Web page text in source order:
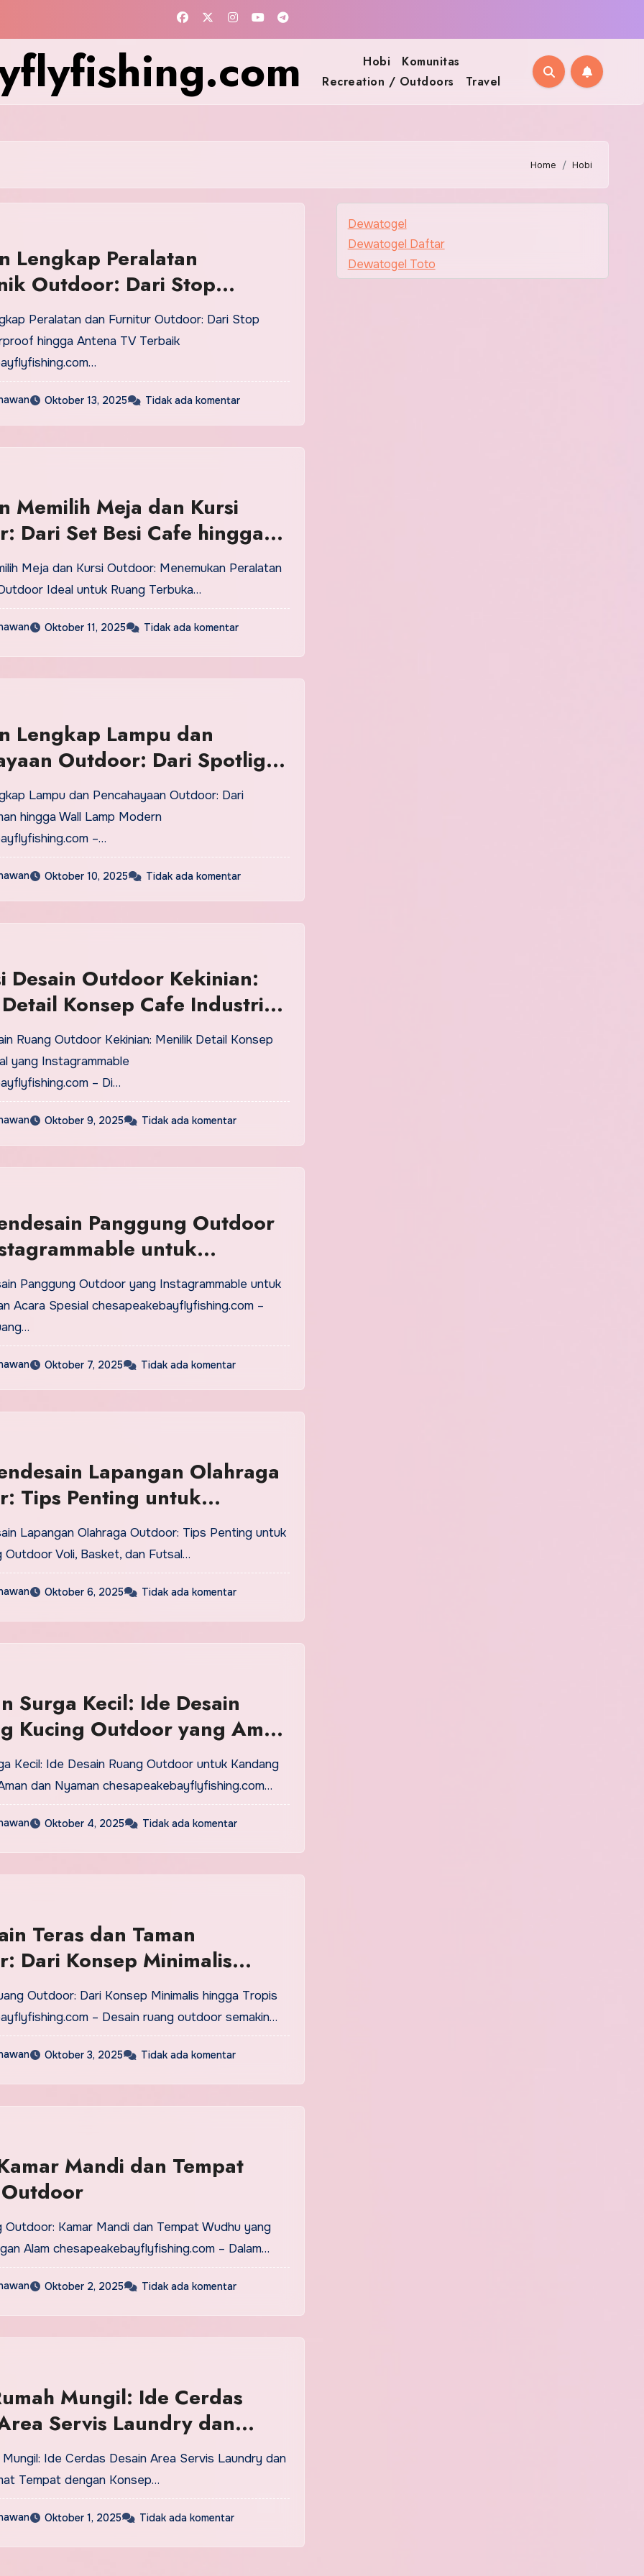
Hobi
Komunitas
Recreation / Outdoors
Travel
Home Hobi
Lengkap Peralatan
Outdoor: Dari Stop
hingga Antena
hingga Antena TV Terbaik
Oktober 13, 2025 Tidak ada komentar
Memilih Meja dan Kursi
Dari Set Besi Cafe hingga
Praktis
Ideal untuk Ruang Terbuka…
Oktober 11, 2025 Tidak ada komentar
Lengkap Lampu dan
Outdoor: Dari Spotlight
Wall Lamp Modern
hingga Wall Lamp Modern
–…
Oktober 10, 2025 Tidak ada komentar
Desain Outdoor Kekinian:
Konsep Cafe Industrial
yang Instagrammable
– Di…
Oktober 9, 2025 Tidak ada komentar
Panggung Outdoor
untuk
dan Acara Spesial
Acara Spesial chesapeakebayflyfishing.com –
Oktober 7, 2025 Tidak ada komentar
Lapangan Olahraga
Tips Penting untuk
Voli, Basket, dan Futsal
Outdoor Voli, Basket, dan Futsal…
Oktober 6, 2025 Tidak ada komentar
Surga Kecil: Ide Desain
Kucing Outdoor yang Aman
dan Nyaman chesapeakebayflyfishing.com…
Oktober 4, 2025 Tidak ada komentar
Teras dan Taman
Dari Konsep Minimalis
– Desain ruang outdoor semakin…
Oktober 3, 2025 Tidak ada komentar
Mandi dan Tempat
Alam chesapeakebayflyfishing.com – Dalam…
Oktober 2, 2025 Tidak ada komentar
Mungil: Ide Cerdas
Servis Laundry dan
Hemat Tempat
Tempat dengan Konsep…
Oktober 1, 2025 Tidak ada komentar
Dewatogel
Dewatogel Daftar
Dewatogel Toto